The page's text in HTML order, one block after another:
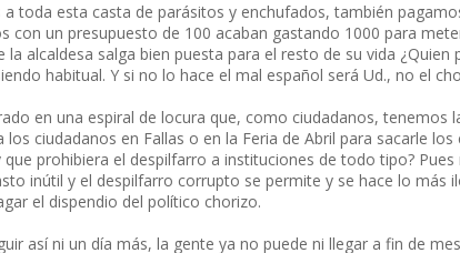
toda esta casta de parásitos y enchufados, también
con un presupuesto de 100 acaban gastando 1000 para
la alcaldesa salga bien puesta para el resto de su vida ¿Quien
habitual. Y si no lo hace el mal español será Ud., no el
en una espiral de locura que, como ciudadanos, tenemos
los ciudadanos en Fallas o en la Feria de Abril para sacarle
prohibiera el despilfarro a instituciones de todo tipo?
inútil y el despilfarro corrupto se permite y se hace lo más
el dispendio del político chorizo.
así ni un día más, la gente ya no puede ni llegar a fin de